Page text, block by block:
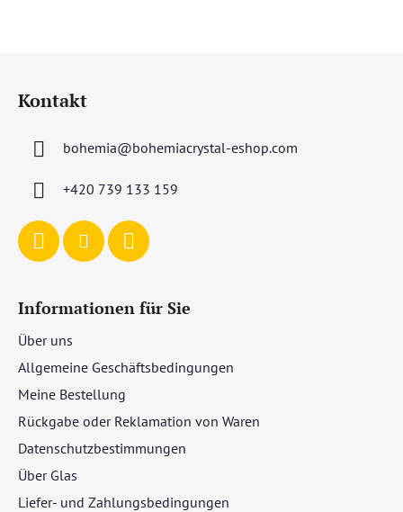
Kontakt
bohemia@bohemiacrystal-eshop.com
+420 739 133 159
Informationen für Sie
Über uns
Allgemeine Geschäftsbedingungen
Meine Bestellung
Rückgabe oder Reklamation von Waren
Datenschutzbestimmungen
Über Glas
Liefer- und Zahlungsbedingungen